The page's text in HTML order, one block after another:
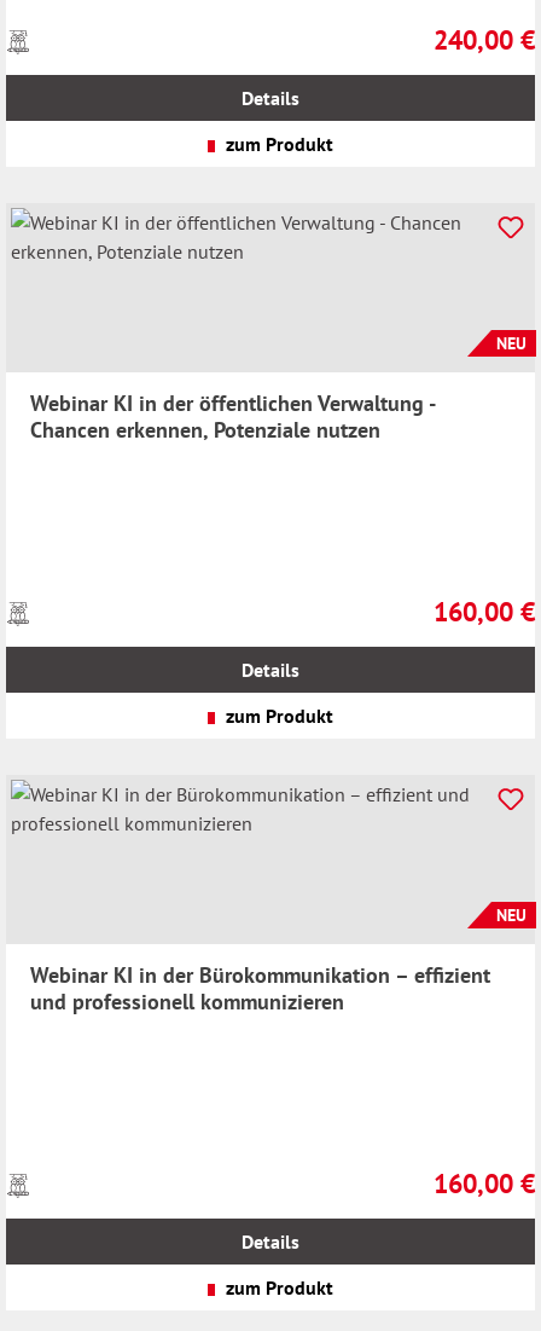
Regulärer
240,00 €
Preise
inkl.
Details
zum Produkt
NEU
Webinar KI in der öffentlichen Verwaltung -
Chancen erkennen, Potenziale nutzen
Regulärer
160,00 €
Preise
inkl.
Details
zum Produkt
NEU
Webinar KI in der Bürokommunikation – effizient
und professionell kommunizieren
Regulärer
160,00 €
Preise
inkl.
Details
zum Produkt